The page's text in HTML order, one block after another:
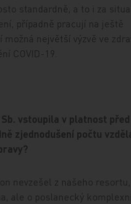
standardně, a to i za
případně pracují na ještě
největší výzvě ve
COVID-19.
vstoupila v platnost
zjednodušení počtu
nevzešel z našeho resortu,
ale o poslanecký